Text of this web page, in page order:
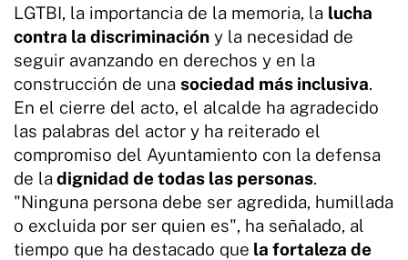
LGTBI, la importancia de la memoria, la lucha
contra la discriminación y la necesidad de
seguir avanzando en derechos y en la
construcción de una sociedad más inclusiva.
En el cierre del acto, el alcalde ha agradecido
las palabras del actor y ha reiterado el
compromiso del Ayuntamiento con la defensa
de la dignidad de todas las personas.
"Ninguna persona debe ser agredida, humillada
o excluida por ser quien es", ha señalado, al
tiempo que ha destacado que la fortaleza de